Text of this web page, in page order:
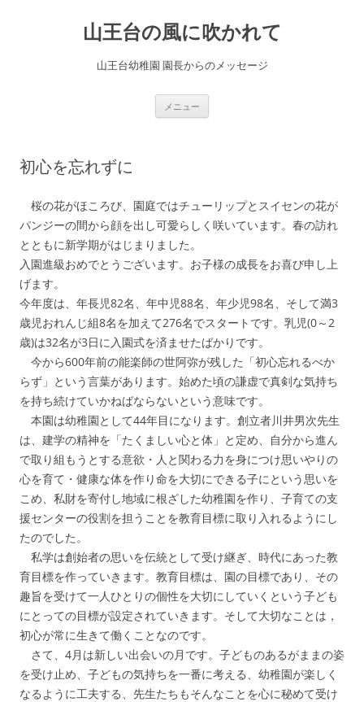
山王台の風に吹かれて
山王台幼稚園 園長からのメッセージ
メニュー
初心を忘れずに
桜の花がほころび、園庭ではチューリップとスイセンの花が
パンジーの間から顔を出し可愛らしく咲いています。春の訪れ
とともに新学期がはじまりました。
入園進級おめでとうございます。お子様の成長をお喜び申し上
げます。
今年度は、年長児82名、年中児88名、年少児98名、そして満3
歳児おれんじ組8名を加えて276名でスタートです。乳児(0～2
歳)は32名が3日に入園式を済ませたばかりです。
今から600年前の能楽師の世阿弥が残した「初心忘れるべか
らず」という言葉があります。始めた頃の謙虚で真剣な気持ち
を持ち続けていかねばならないという意味です。
本園は幼稚園として44年目になります。創立者川井男次先生
は、建学の精神を「たくましい心と体」と定め、自分から進ん
で取り組もうとする意欲・人と関わる力を身につけ思いやりの
心を育て・健康な体を作り命を大切にできる子にという思いを
こめ、私財を寄付し地域に根ざした幼稚園を作り、子育ての支
援センターの役割を担うことを教育目標に取り入れるようにし
たのでした。
私学は創始者の思いを伝統として受け継ぎ、時代にあった教
育目標を作っていきます。教育目標は、園の目標であり、その
趣旨を受けて一人ひとりの個性を大切にしていくという子ども
にとっての目標が設定されていきます。そして大切なことは，
初心が常に生きて働くことなのです。
さて、4月は新しい出会いの月です。子どものあるがままの姿
を受け止め、子どもの気持ちを一番に考える、幼稚園が楽しく
なるように工夫する、先生たちもそんなことを心に秘めて受け